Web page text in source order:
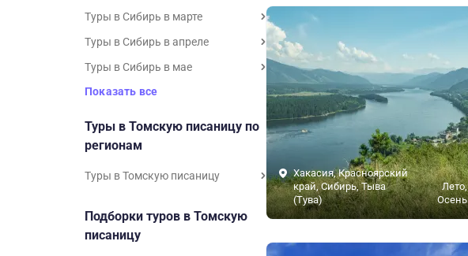
Туры в Сибирь в марте
Туры в Сибирь в апреле
Туры в Сибирь в мае
Показать все
Туры в Томскую писаницу по
регионам
Туры в Томскую писаницу
Подборки туров в Томскую
писаницу
Хакасия, Красноярский
край, Сибирь, Тыва
(Тува)
Лето,
Осень